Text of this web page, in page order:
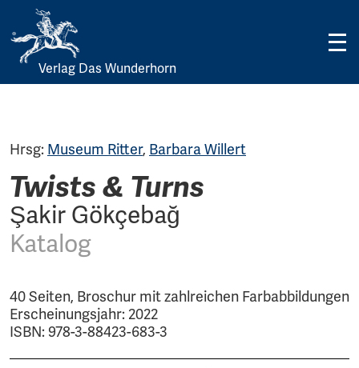
Skip
Verlag Das Wunderhorn
Hrsg: Museum Ritter, Barbara Willert
Twists & Turns
Şakir Gökçebağ
Katalog
40 Seiten, Broschur mit zahlreichen Farbabbildungen
Erscheinungsjahr: 2022
ISBN: 978-3-88423-683-3